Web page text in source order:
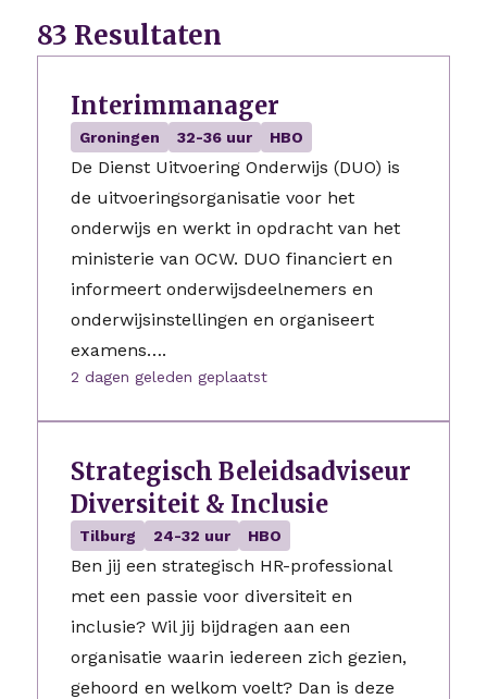
83 Resultaten
Interimmanager
Groningen 32-36 uur HBO
De Dienst Uitvoering Onderwijs (DUO) is
de uitvoeringsorganisatie voor het
onderwijs en werkt in opdracht van het
ministerie van OCW. DUO financiert en
informeert onderwijsdeelnemers en
onderwijsinstellingen en organiseert
examens….
2 dagen geleden geplaatst
Strategisch Beleidsadviseur
Diversiteit & Inclusie
Tilburg 24-32 uur HBO
Ben jij een strategisch HR-professional
met een passie voor diversiteit en
inclusie? Wil jij bijdragen aan een
organisatie waarin iedereen zich gezien,
gehoord en welkom voelt? Dan is deze